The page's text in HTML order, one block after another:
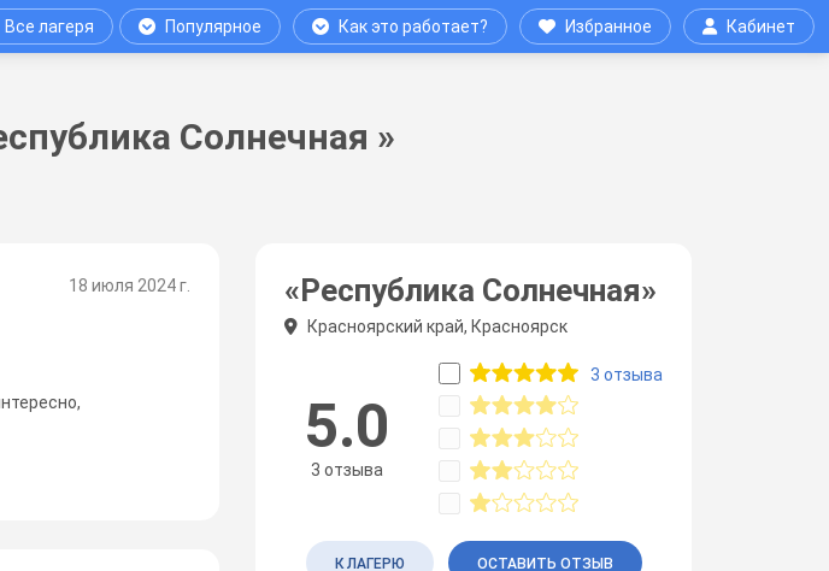
Все лагеря Популярное Как это работает? Избранное Кабинет
Солнечная »
18 июля 2024 г. «Республика Солнечная»
Красноярский край, Красноярск
5.0
3 отзыва
3 отзыва
К ЛАГЕРЮ ОСТАВИТЬ ОТЗЫВ